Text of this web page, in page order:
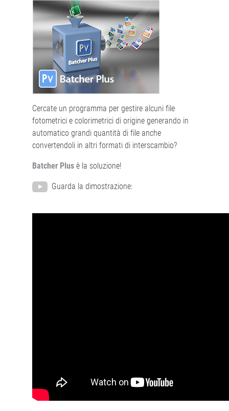
Cercate un programma per gestire alcuni file
fotometrici e colorimetrici di origine generando in
automatico grandi quantità di file anche
convertendoli in altri formati di interscambio?
Batcher Plus è la soluzione!
Guarda la dimostrazione: